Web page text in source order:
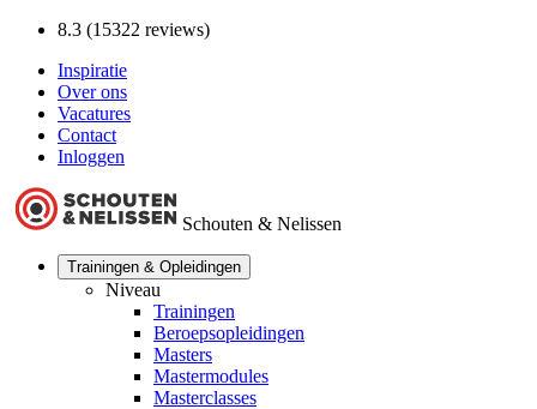
8.3 (15322 reviews)
Inspiratie
Over ons
Vacatures
Contact
Inloggen
Schouten & Nelissen
Trainingen & Opleidingen
Niveau
Trainingen
Beroepsopleidingen
Masters
Mastermodules
Masterclasses